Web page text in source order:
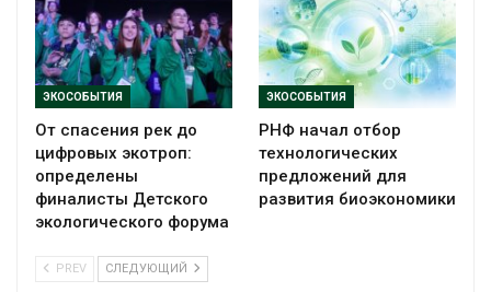
ЭКОСОБЫТИЯ
От спасения рек до
цифровых экотроп:
определены
финалисты Детского
экологического форума
ЭКОСОБЫТИЯ
РНФ начал отбор
технологических
предложений для
развития биоэкономики
PREV СЛЕДУЮЩИЙ